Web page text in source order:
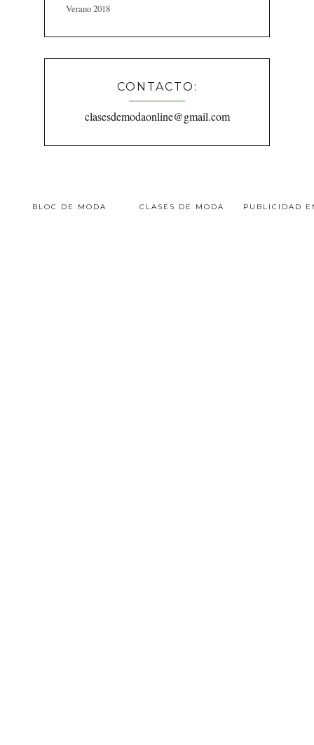
Verano 2018
CONTACTO:
clasesdemodaonline@gmail.com
BLOC DE MODA CLASES DE MODA PUBLICIDAD